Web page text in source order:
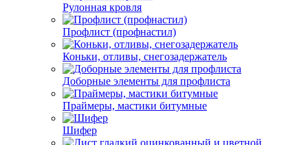
Рулонная кровля
Профлист (профнастил)
Коньки, отливы, снегозадержатель
Доборные элементы для профлиста
Праймеры, мастики битумные
Шифер